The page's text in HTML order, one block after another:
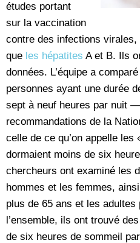
études portant
sur la vaccination
contre des infections
que les hépatites A et B. Ils
données. L’équipe a
personnes ayant une durée
sept à neuf heures par nuit
recommandations de la
celle de ce qu’on appelle
dormaient moins de six
chercheurs ont examiné les
hommes et les femmes,
plus de 65 ans et les adultes
l’ensemble, ils ont trouvé
de six heures de sommeil